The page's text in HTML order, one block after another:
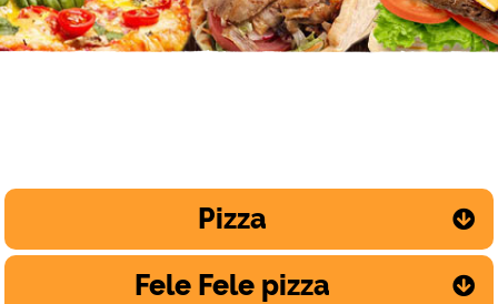
Pizza
Fele Fele pizza